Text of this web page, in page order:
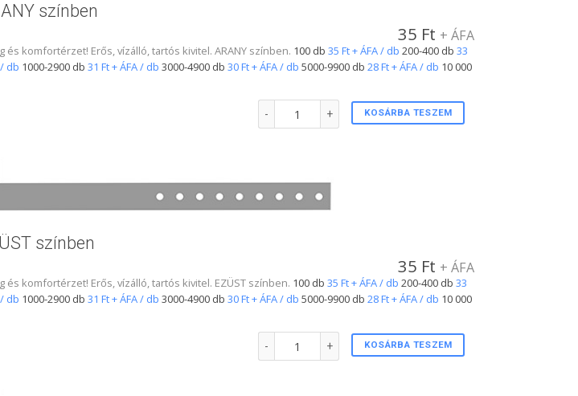
színben
35 Ft + ÁFA
komfortérzet! Erős, vízálló, tartós kivitel. ARANY színben. 100 db 35 Ft + ÁFA / db 200-400 db 33
db 1000-2900 db 31 Ft + ÁFA / db 3000-4900 db 30 Ft + ÁFA / db 5000-9900 db 28 Ft + ÁFA / db 10 000
KOSÁRBA TESZEM
Plastic csuklópánt ARANY színben mennyiség
színben
35 Ft + ÁFA
és komfortérzet! Erős, vízálló, tartós kivitel. EZÜST színben. 100 db 35 Ft + ÁFA / db 200-400 db 33
db 1000-2900 db 31 Ft + ÁFA / db 3000-4900 db 30 Ft + ÁFA / db 5000-9900 db 28 Ft + ÁFA / db 10 000
KOSÁRBA TESZEM
Plastic csuklópánt EZÜST színben mennyiség